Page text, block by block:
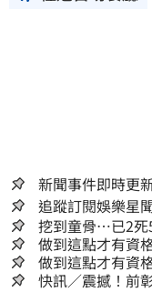
新聞事件即時更
追蹤訂閱娛樂星
挖到童骨…已2死
曝光」
做到這點才有資
做到這點才有資
快訊／震撼！前